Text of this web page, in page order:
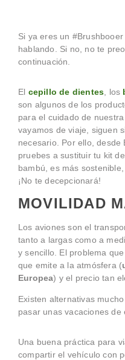
Si ya eres un
hablando. Si no, no te
continuación.
El cepillo de dientes , los
son algunos de los
para el cuidado de
vayamos de viaje, siguen
necesario. Por ello, desde
pruebes a sustituir tu kit
bambú, es más
¡No te decepcionará!
MOVILIDAD
Los aviones son el
tanto a largas como a
y sencillo. El problema
que emite a la atmósfera (
Europea) y el precio tan
Existen alternativas
pasar unas vacaciones de
Una buena práctica para
compartir el vehículo con